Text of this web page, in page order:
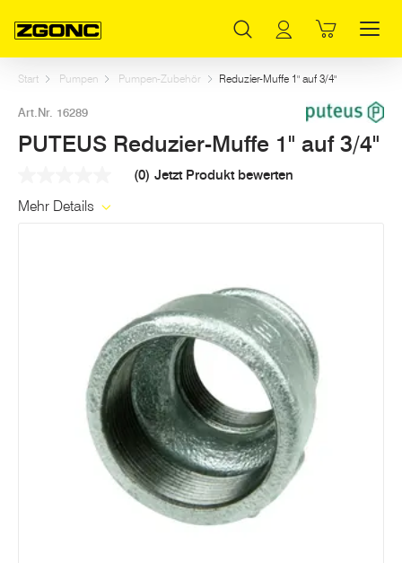
Start Pumpen Pumpen-Zubehör Reduzier-Muffe 1" auf 3/4"
Art.Nr. 16289
PUTEUS Reduzier-Muffe 1" auf 3/4"
Link
(0) Jetzt Produkt bewerten
Mehr Details